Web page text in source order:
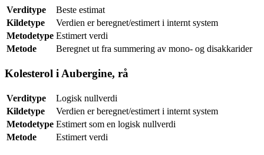
Verditype
Beste estimat
Kildetype
Verdien er beregnet/estimert i internt system
Metodetype Estimert verdi
Metode
Beregnet ut fra summering av mono- og disakkarider
Kolesterol i Aubergine, rå
Verditype
Logisk nullverdi
Kildetype
Verdien er beregnet/estimert i internt system
Metodetype Estimert som en logisk nullverdi
Metode
Estimert verdi